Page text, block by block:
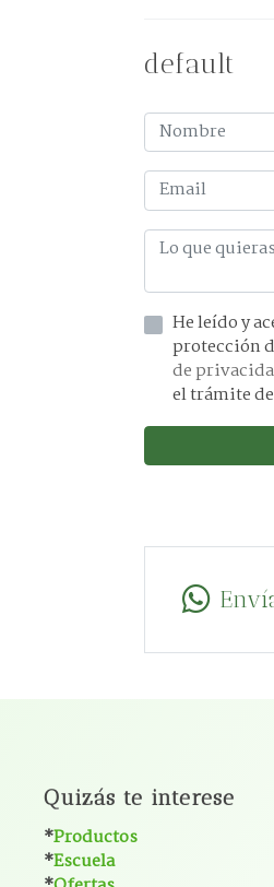
default
He leído y acepto la información
de
el trámite
Quizás te interese
*Productos
*Escuela